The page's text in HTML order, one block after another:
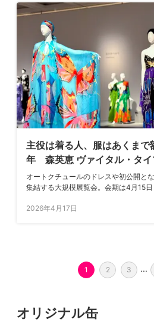
主役は着る人、服はあくま
年 森英恵 ヴァイタル・タイ
館）レポート
オートクチュールのドレスや初公開と
集結する大規模展覧会。会期は4月15
2026年4月17日
1 2 3 ...
オリジナル缶